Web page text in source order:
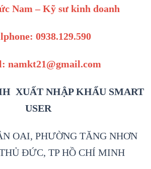
Nam – Kỹ sư kinh doanh
0938.129.590
namkt21@gmail.com
XUẤT NHẬP KHẨU SMART
USER
OAI, PHƯỜNG TĂNG NHƠN
ĐỨC, TP HỒ CHÍ MINH